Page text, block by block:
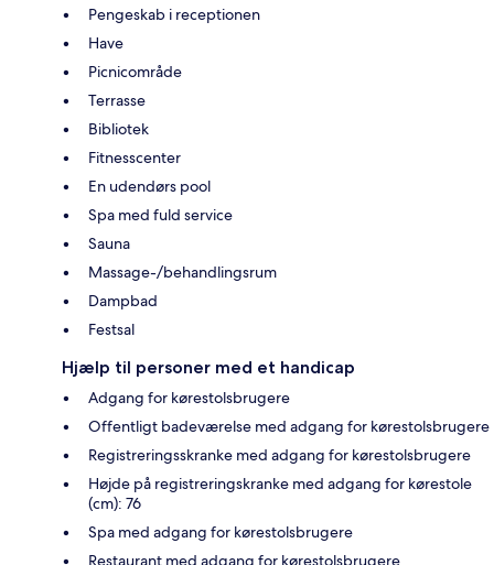
Pengeskab i receptionen
Have
Picnicområde
Terrasse
Bibliotek
Fitnesscenter
En udendørs pool
Spa med fuld service
Sauna
Massage-/behandlingsrum
Dampbad
Festsal
Hjælp til personer med et handicap
Adgang for kørestolsbrugere
Offentligt badeværelse med adgang for kørestolsbrugere
Registreringsskranke med adgang for kørestolsbrugere
Højde på registreringskranke med adgang for kørestole
(cm): 76
Spa med adgang for kørestolsbrugere
Restaurant med adgang for kørestolsbrugere